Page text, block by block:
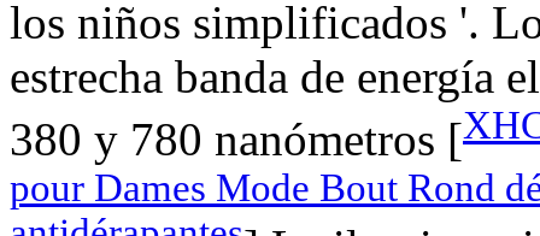
los niños simplificados '.
estrecha banda de energía
380 y 780 nanómetros [
pour Dames Mode Bout Rond